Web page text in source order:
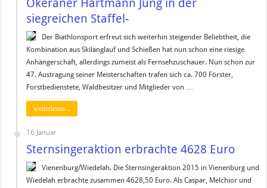
Okeraner Hartmann Jung in der
siegreichen Staffel-
Der Biathlonsport erfreut sich weiterhin steigender Beliebtheit, die
Kombination aus Skilanglauf und Schießen hat nun schon eine riesige
Anhängerschaft, allerdings zumeist als Fernsehzuschauer. Nun schon zur
47. Austragung seiner Meisterschaften trafen sich ca. 700 Förster,
Forstbedienstete, Waldbesitzer und Mitglieder von …
weiterlesen...
16 Januar
Sternsingeraktion erbrachte 4628 Euro
Vienenburg/Wiedelah. Die Sternsingeraktion 2015 in Vienenburg und
Wiedelah erbrachte zusammen 4628,50 Euro. Als Caspar, Melchior und